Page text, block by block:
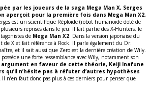
par les joueurs de la saga Mega Man X, Serges
aperçoit pour la première fois dans Mega Man X2,
est un scientifique Réploïde (robot humanoïde doté de
reprises dans le jeu. Il fait partie des X-Hunters, le
de Mega Man X2. Dans la version japonaise du
de X et fait référence à Rock. Il parle également du Dr.
et il sait aussi que Zero est la dernière création de Wily.
une forte ressemblance avec Wily, notamment son
argument en faveur de cette théorie, Keiji Inafune
qu’il n’hésite pas à réfuter d’autres hypothèses
Il n’en faut donc pas plus à ces derniers pour penser que